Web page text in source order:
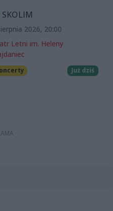
SKOLIM
2026, 20:00
Letni im. Heleny
Już dziś